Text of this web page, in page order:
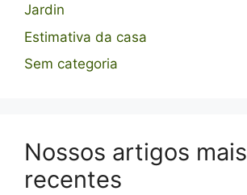
Jardin
Estimativa da casa
Sem categoria
Nossos artigos mais
recentes